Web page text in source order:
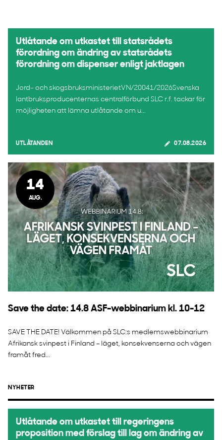
Utlåtande om utkastet till statsrådets
förordning om ändring av statsrådets
förordning om dispenser enligt jaktlagen
Jord- och skogsbruksministerietVN/20041/2026Svenska
lantbruksproducenternas centralförbund SLC r.f. tackar för
möjligheten att lämna utlåtande om u...
UTLÅTANDEN 07.08.2026
14
AUG.
Save the date: 14.8 ASF-webbinarium kl. 10-12
SAVE THE DATE! Välkommen på SLC:s medlemswebbinarium
Afrikansk svinpest i Finland – läget, konsekvenserna och vägen
framåt fred...
NYHETER
Utlåtande om utkastet till regeringens
proposition med förslag till lag om ändring av